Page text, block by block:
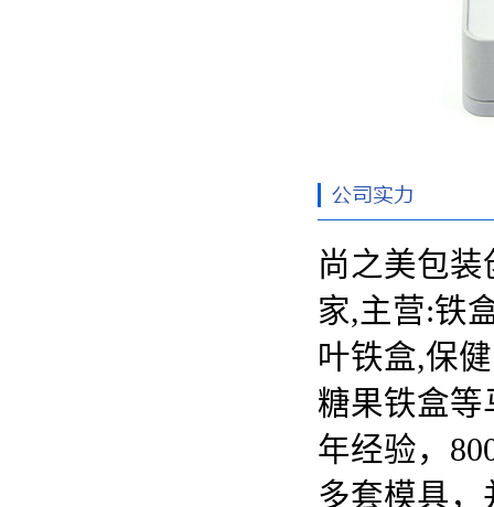
尚之美包
家,主营:铁
叶铁盒,保
糖果铁盒等
年经验，
多套模具，